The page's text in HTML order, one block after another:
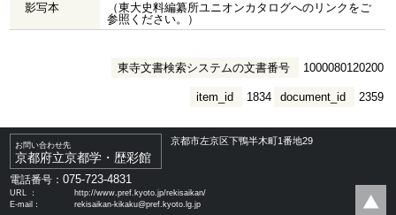
影写本
（東大史料編纂所ユニオンカタログへのリンクをご
参照ください。）
東寺文書検索システムの文書番号 1000080120200
document_id 2359
item_id 1834
お問い合わせ先
京都府立京都学・歴彩館
京都市左京区下鴨半木町1番地29
電話番号：075-723-4831
URL ：
http://www.pref.kyoto.jp/rekisaikan/
E-mail：
rekisaikan-kikaku@pref.kyoto.lg.jp